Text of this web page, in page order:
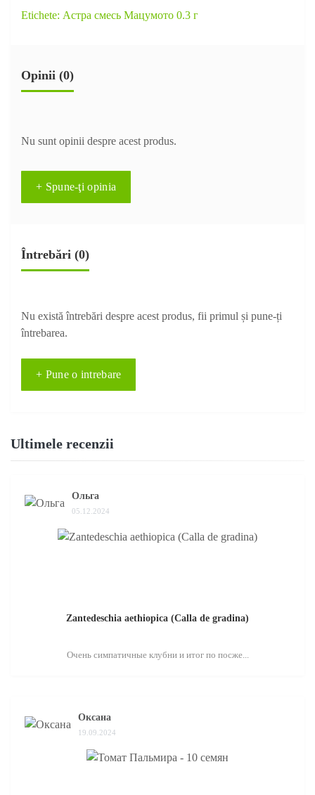
Etichete: Астра смесь Мацумото 0.3 г
Opinii (0)
Nu sunt opinii despre acest produs.
+ Spune-ţi opinia
Întrebări (0)
Nu există întrebări despre acest produs, fii primul și pune-ți
întrebarea.
+ Pune o intrebare
Ultimele recenzii
Ольга
05.12.2024
Zantedeschia aethiopica (Calla de gradina)
Очень симпатичные клубни и итог по посже...
Оксана
19.09.2024